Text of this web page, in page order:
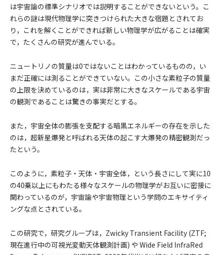
は宇宙論の標準シナリオでは説明することができないという。こ
れらの謎は現代物理学に突きつけられた大きな宿題とされてお
り，これを解くことができれば新しい物理学が広がることは確実
で，たくさんの研究が進んでいる。
ニュートリノの質量は0ではないことはわかっているものの，い
まだ正確には測ることができていない。この小さな素粒子の質量
の上限を決めているのは，実は非常に大きなスケールである宇宙
の観測であることは驚きの事実だとする。
また，宇宙全体の膨張を支配する暗黒エネルギーの存在を示した
のは，超新星爆発と呼ばれる天体の起こす大爆発の精密観測だっ
たという。
このように，素粒子・天体・宇宙全体，という長さにして実に10
の40乗以上にもわたる様々なスケールの物理学がお互いに密接に
関わっているのが，宇宙論や宇宙物理という学問のエキサイティ
ングな点とされている。
この研究で，研究グループは，Zwicky Transient Facility (ZTF;
現在進行中の可視光変動天体観測計画) や Wide Field InfraRed